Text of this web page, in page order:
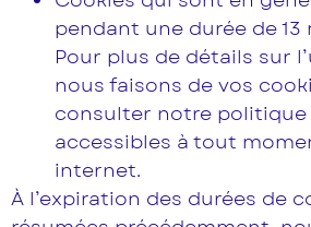
pendant une durée de
Pour plus de détails sur
nous faisons de vos
consulter notre politique
accessibles à tout
internet.
À l’expiration des durées de